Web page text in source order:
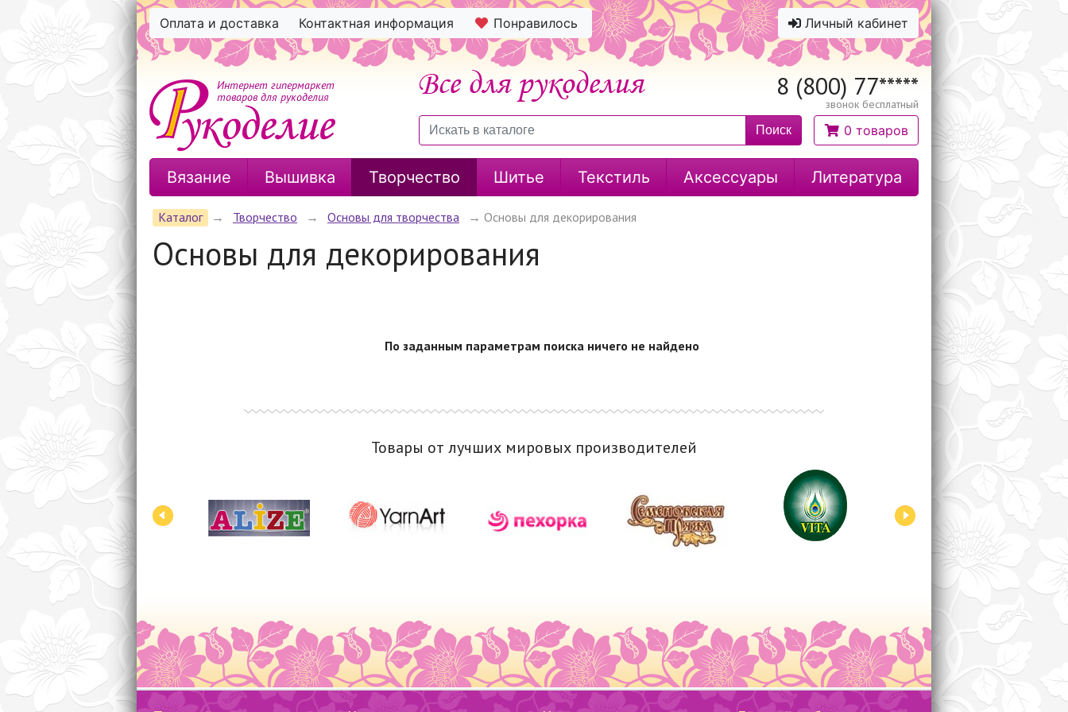
Оплата и доставка Контактная информация Понравилось Личный кабинет
8 (800) 77*****
звонок бесплатный
Поиск 0 товаров
Интернет гипермаркет
товаров для рукоделия
Вязание Вышивка Творчество Шитье Текстиль Аксессуары Литература
Каталог → Творчество → Основы для творчества → Основы для декорирования
Основы для декорирования
По заданным параметрам поиска ничего не найдено
Товары от лучших мировых производителей